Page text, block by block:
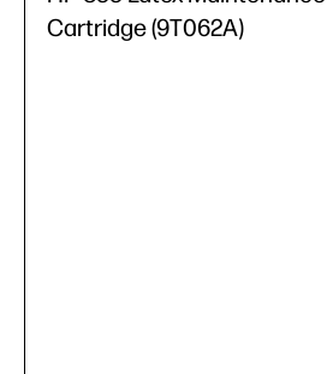
Cartridge (9T062A)